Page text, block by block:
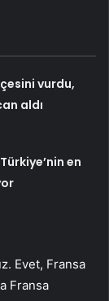
vurdu,
aldı
en
Evet, Fransa
Fransa